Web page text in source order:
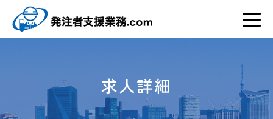
求人詳細